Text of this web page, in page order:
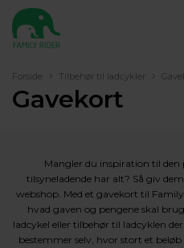
Forside › Tilbehør til ladcykler ›
Gavekort
Mangler du inspiration til den
tilsyneladende har alt? Så giv
webshop. Med et gavekort til
hvad gaven og pengene skal
ladcykel eller tilbehør til ladcyklen
bestemmer selv, hvor stort et